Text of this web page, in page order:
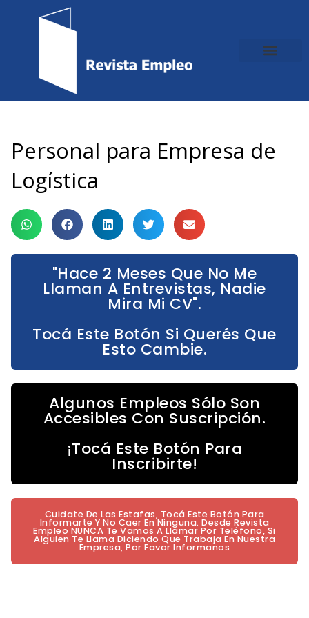
Personal para Empresa de
Logística
"Hace 2 Meses Que No Me
Llaman A Entrevistas, Nadie
Mira Mi CV".
Tocá Este Botón Si Querés Que
Esto Cambie.
Algunos Empleos Sólo Son
Accesibles Con Suscripción.
¡Tocá Este Botón Para
Inscribirte!
Cuidate De Las Estafas, Tocá Este Botón Para
Informarte Y No Caer En Ninguna. Desde Revista
Empleo NUNCA Te Vamos A Llamar Por Teléfono, Si
Alguien Te Llama Diciendo Que Trabaja En Nuestra
Empresa, Por Favor Informanos